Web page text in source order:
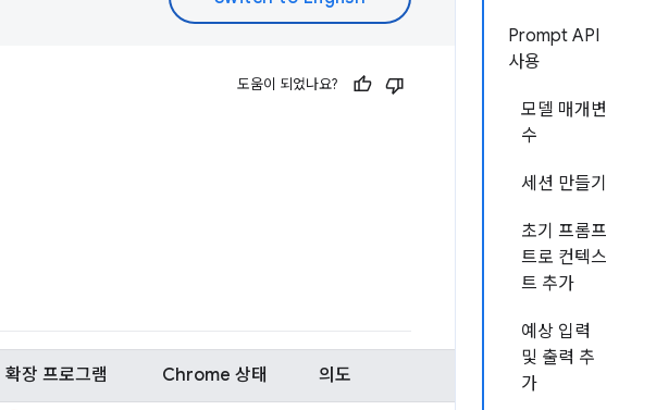
Prompt API
사용
모델 매개변
수
세션 만들기
초기 프롬프
트로 컨텍스
트 추가
예상 입력
및 출력 추
가
도움이 되었나요?
확장 프로그램 Chrome 상태 의도